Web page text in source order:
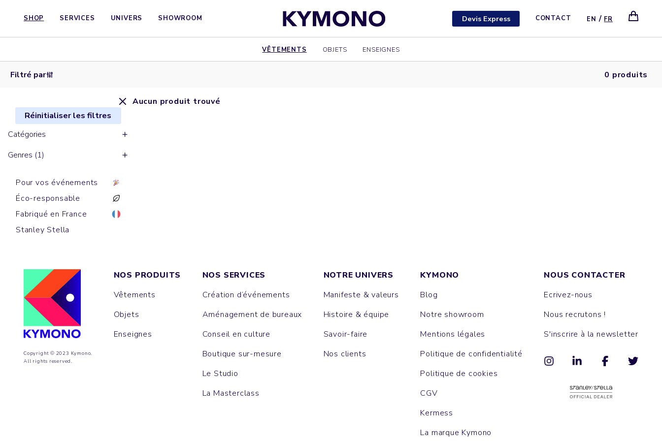
SHOP SERVICES UNIVERS SHOWROOM Devis Express CONTACT EN / FR
VÊTEMENTS OBJETS ENSEIGNES
Filtré par 0 produits
Réinitialiser les filtres
Catégories
Genres (1)
Pour vos événements
Éco-responsable
Fabriqué en France
Stanley Stella
Aucun produit trouvé
Copyright © 2023 Kymono.
All rights reserved.
NOS PRODUITS
Vêtements
Objets
Enseignes
NOS SERVICES
Création d’événements
Aménagement de bureaux
Conseil en culture
Boutique sur-mesure
Le Studio
La Masterclass
NOTRE UNIVERS
Manifeste & valeurs
Histoire & équipe
Savoir-faire
Nos clients
KYMONO
Blog
Notre showroom
Mentions légales
Politique de confidentialité
Politique de cookies
CGV
Kermess
La marque Kymono
NOUS CONTACTER
Ecrivez-nous
Nous recrutons !
S'inscrire à la newsletter